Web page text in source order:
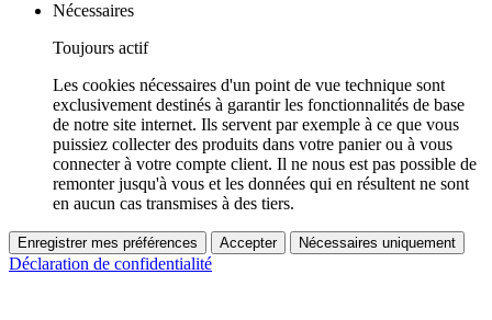
Nécessaires
Toujours actif
Les cookies nécessaires d'un point de vue technique sont
exclusivement destinés à garantir les fonctionnalités de base
de notre site internet. Ils servent par exemple à ce que vous
puissiez collecter des produits dans votre panier ou à vous
connecter à votre compte client. Il ne nous est pas possible de
remonter jusqu'à vous et les données qui en résultent ne sont
en aucun cas transmises à des tiers.
Enregistrer mes préférences Accepter Nécessaires uniquement
Déclaration de confidentialité